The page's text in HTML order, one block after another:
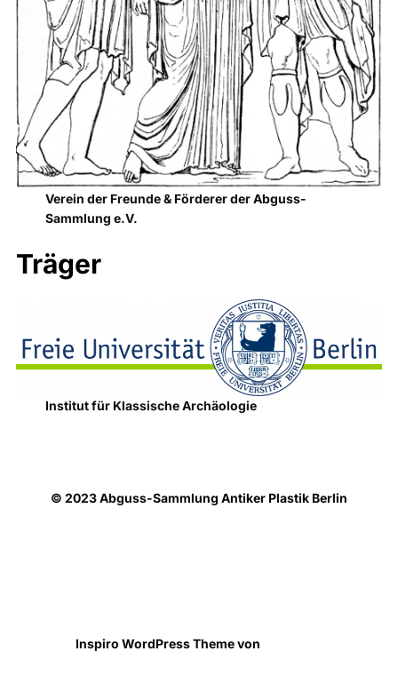
Verein der Freunde & Förderer der Abguss-
Sammlung e.V.
Träger
Institut für Klassische Archäologie
© 2023 Abguss-Sammlung Antiker Plastik Berlin
Inspiro WordPress Theme von